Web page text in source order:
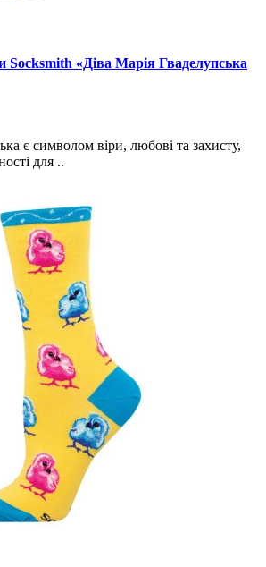
Socksmith «Діва Марія Гваделупська
є символом віри, любові та захисту,
для ..